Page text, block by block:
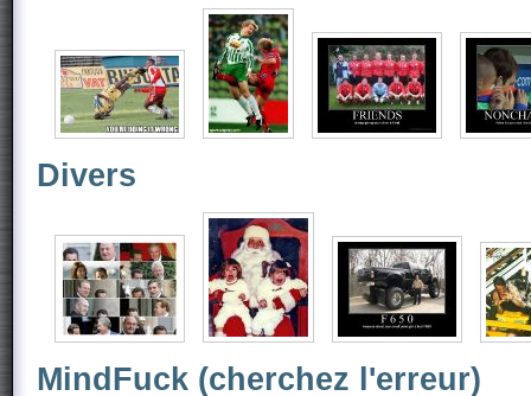
Divers
MindFuck (cherchez l'erreur)